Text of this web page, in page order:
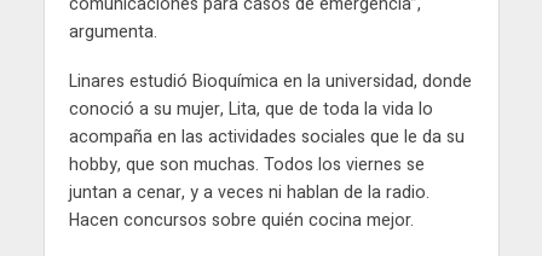
argumenta.
Linares estudió Bioquímica en la universidad, donde
conoció a su mujer, Lita, que de toda la vida lo
acompaña en las actividades sociales que le da su
hobby, que son muchas. Todos los viernes se
juntan a cenar, y a veces ni hablan de la radio.
Hacen concursos sobre quién cocina mejor.